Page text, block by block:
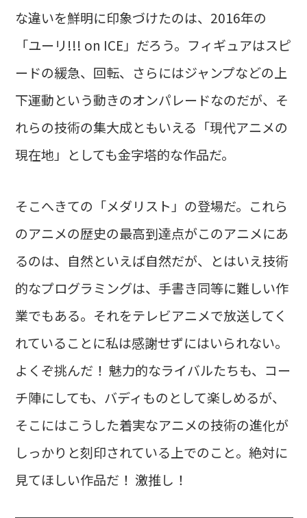
な違いを鮮明に印象づけたのは、2016年の
「ユーリ!!! on ICE」だろう。フィギュアはスピ
ードの緩急、回転、さらにはジャンプなどの上
下運動という動きのオンパレードなのだが、そ
れらの技術の集大成ともいえる「現代アニメの
現在地」としても金字塔的な作品だ。
そこへきての「メダリスト」の登場だ。これら
のアニメの歴史の最高到達点がこのアニメにあ
るのは、自然といえば自然だが、とはいえ技術
的なプログラミングは、手書き同等に難しい作
業でもある。それをテレビアニメで放送してく
れていることに私は感謝せずにはいられない。
よくぞ挑んだ！ 魅力的なライバルたちも、コー
チ陣にしても、バディものとして楽しめるが、
そこにはこうした着実なアニメの技術の進化が
しっかりと刻印されている上でのこと。絶対に
見てほしい作品だ！ 激推し！